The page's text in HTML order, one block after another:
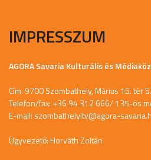
IMPRESSZUM
AGORA Savaria Kulturális és
Cím: 9700 Szombathely, Márius 15. tér 5.
Telefon/fax: +36 94 312 666/ 135-ös
E-mail: szombathelyitv@agora-
Ügyvezető: Horváth Zoltán